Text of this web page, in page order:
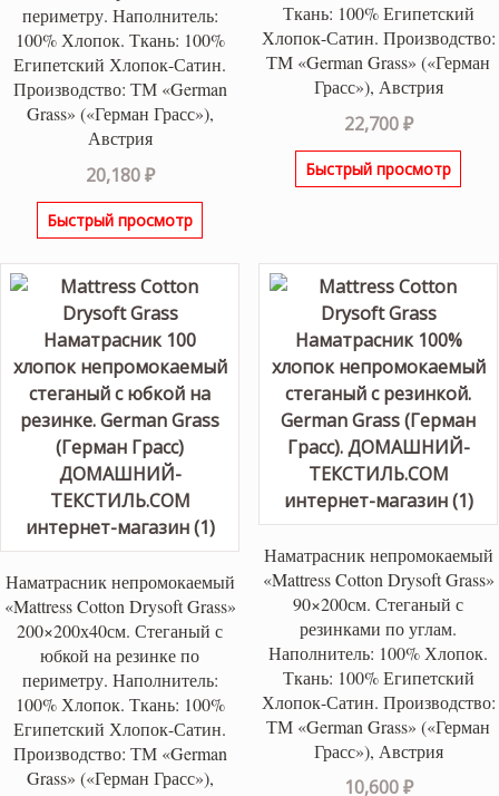
периметру. Наполнитель:
100% Хлопок. Ткань: 100%
Египетский Хлопок-Сатин.
Производство: ТМ «German
Grass» («Герман Грасс»),
Австрия
20,180₽
Быстрый просмотр
Ткань: 100% Египетский
Хлопок-Сатин. Производство:
ТМ «German Grass» («Герман
Грасс»), Австрия
22,700₽
Быстрый просмотр
Наматрасник непромокаемый
«Mattress Cotton Drysoft Grass»
200×200х40см. Стеганый с
юбкой на резинке по
периметру. Наполнитель:
100% Хлопок. Ткань: 100%
Египетский Хлопок-Сатин.
Производство: ТМ «German
Grass» («Герман Грасс»),
Наматрасник непромокаемый
«Mattress Cotton Drysoft Grass»
90×200см. Стеганый с
резинками по углам.
Наполнитель: 100% Хлопок.
Ткань: 100% Египетский
Хлопок-Сатин. Производство:
ТМ «German Grass» («Герман
Грасс»), Австрия
10,600₽